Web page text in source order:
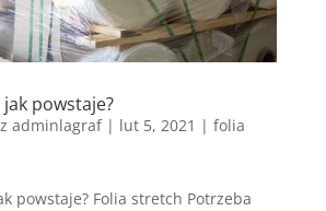
powstaje?
adminlagraf| lut 5, 2021 | folia
powstaje? Folia stretch Potrzeba